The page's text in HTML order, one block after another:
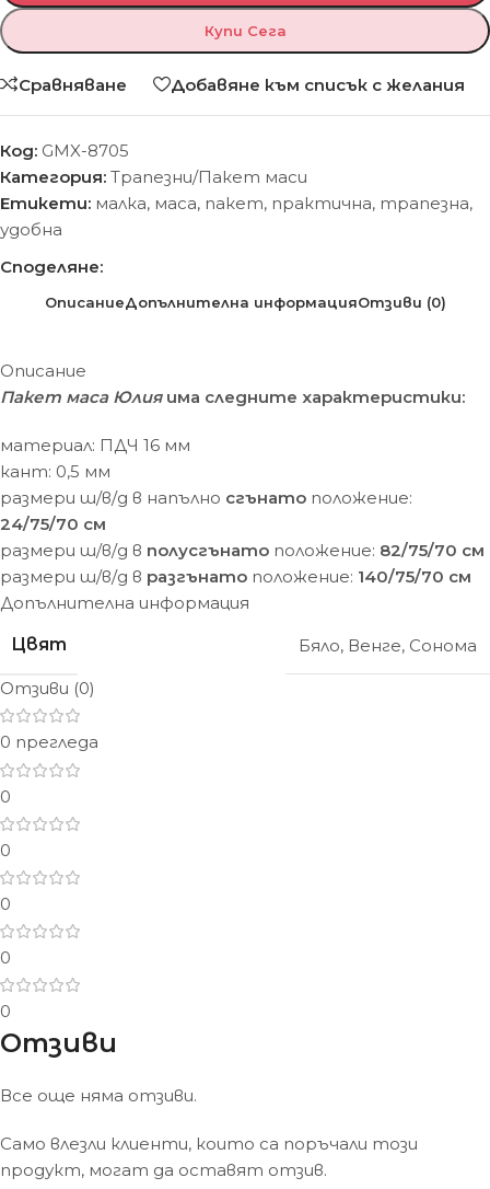
Купи Сега
Сравняване Добавяне към списък с желания
Код: GMX-8705
Категория: Трапезни/Пакет маси
Етикети: малка, маса, пакет, практична, трапезна,
удобна
Споделяне:
ОписаниеДопълнителна информацияОтзиви (0)
Описание
Пакет маса Юлияима следните характеристики:
материал: ПДЧ 16 мм
кант: 0,5 мм
размери ш/в/д в напълно сгънато положение:
24/75/70 см
размери ш/в/д в полусгънато положение: 82/75/70 см
размери ш/в/д в разгънато положение: 140/75/70 см
Допълнителна информация
Цвят
Бяло, Венге, Сонома
Отзиви (0)
0 прегледа
0
0
0
0
0
Отзиви
Все още няма отзиви.
Само влезли клиенти, които са поръчали този
продукт, могат да оставят отзив.